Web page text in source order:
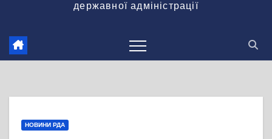
державної адміністрації
НОВИНИ РДА